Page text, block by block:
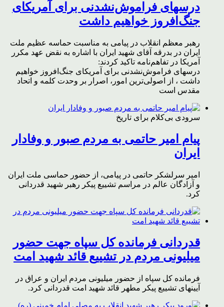
درسهای فراموش‌نشدنی برای آمریکای
جنگ‌افروز خواهیم داشت
رهبر معظم انقلاب در پیامی به مناسبت حماسه عظیم ملت
ایران در بدرقه آقای شهید ایران با اشاره به نقض عهد مکرر
آمریکا در تفاهم‌نامه تاکید کردند:
درسهای فراموش‌نشدنی برای آمریکای جنگ‌افروز خواهیم
داشت ، از اصولی‌ترین امور، اصرار بر وحدت کلمه و اتحاد
مقدس است
سرودی بی‌کلام برای تاریخ
پیام امیر حاتمی به مردم صبور و وفادار
ایران
امیر سرلشکر حاتمی در پیامی، از حضور حماسی ملت ایران
و آزادگان عالم در مراسم تشییع پیکر رهبر شهید قدردانی
کرد.
قدردانی فرمانده کل سپاه جهت حضور
میلیونی مردم در تشییع قائد شهید امت
فرمانده کل سپاه از حضور میلیونی مردم ایران و عراق در
آیینهای تشییع پیکر مطهر قائد شهید امت قدردانی کرد.